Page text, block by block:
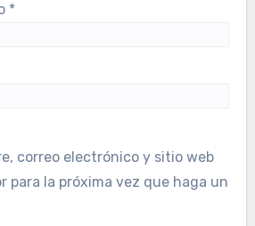
*
correo electrónico y sitio web
para la próxima vez que haga un